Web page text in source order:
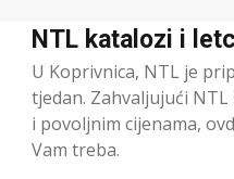
NTL katalozi i
U Koprivnica, NTL je
tjedan. Zahvaljujući
i povoljnim cijenama,
Vam treba.